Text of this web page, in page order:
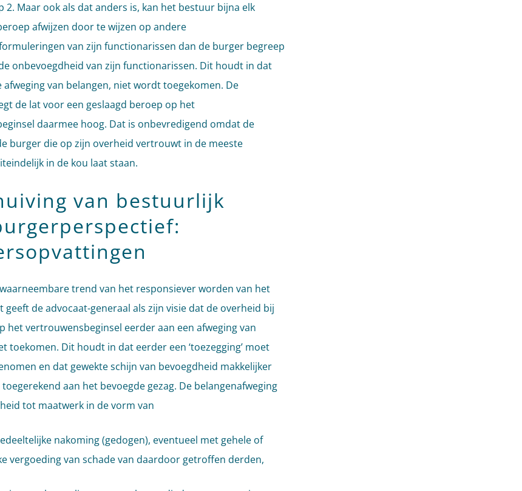
2. Maar ook als dat anders is, kan het bestuur bijna elk
afwijzen door te wijzen op andere
van zijn functionarissen dan de burger begreep
onbevoegdheid van zijn functionarissen. Dit houdt in dat
afweging van belangen, niet wordt toegekomen. De
de lat voor een geslaagd beroep op het
daarmee hoog. Dat is onbevredigend omdat de
burger die op zijn overheid vertrouwt in de meeste
in de kou laat staan.
van bestuurlijk
trend van het responsiever worden van het
geeft de advocaat-generaal als zijn visie dat de overheid bij
het vertrouwensbeginsel eerder aan een afweging van
toekomen. Dit houdt in dat eerder een ‘toezegging’ moet
en dat gewekte schijn van bevoegdheid makkelijker
aan het bevoegde gezag. De belangenafweging
tot maatwerk in de vorm van
nakoming (gedogen), eventueel met gehele of
vergoeding van schade van daardoor getroffen derden,